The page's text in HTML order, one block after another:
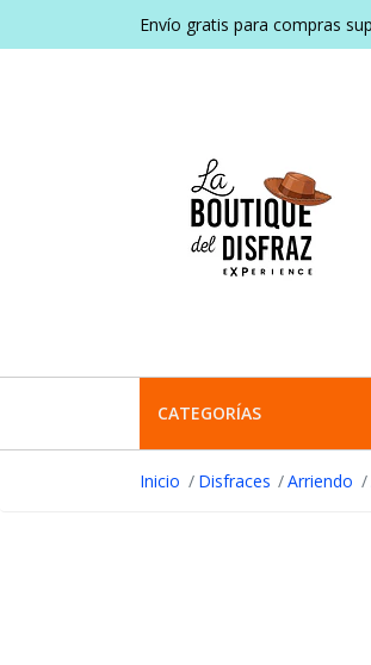
Envío gratis para compras
CATEGORÍAS
Inicio Disfraces Arriendo